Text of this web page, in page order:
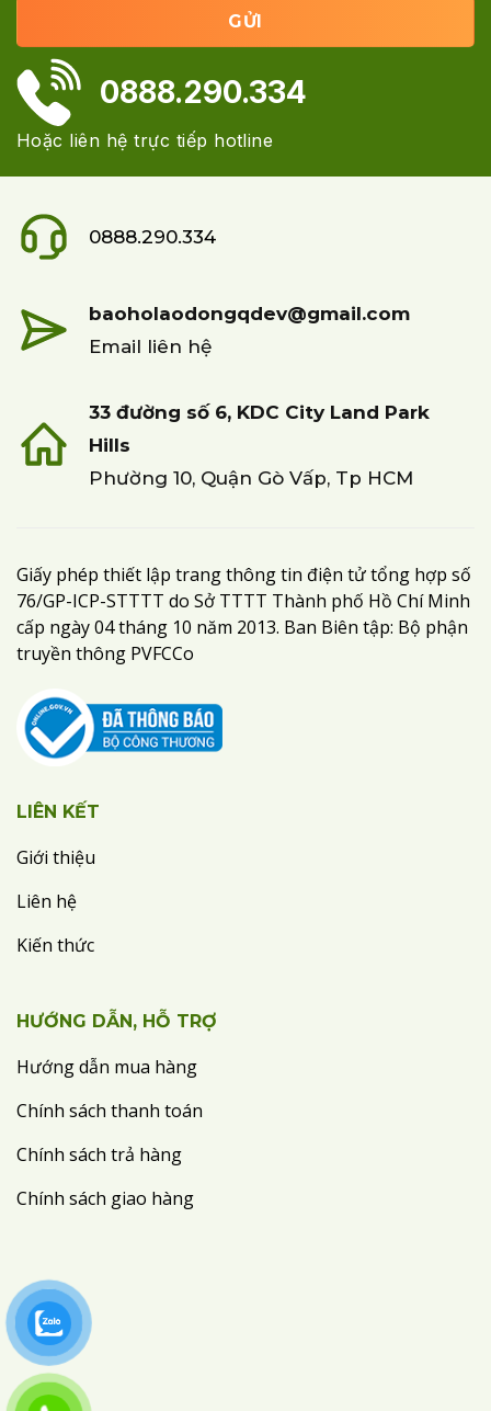
0888.290.334
Hoặc liên hệ trực tiếp hotline
0888.290.334
baoholaodongqdev@gmail.com
Email liên hệ
33 đường số 6, KDC City Land Park
Hills
Phường 10, Quận Gò Vấp, Tp HCM
Giấy phép thiết lập trang thông tin điện tử tổng hợp số
76/GP-ICP-STTTT do Sở TTTT Thành phố Hồ Chí Minh
cấp ngày 04 tháng 10 năm 2013. Ban Biên tập: Bộ phận
truyền thông PVFCCo
LIÊN KẾT
Giới thiệu
Liên hệ
Kiến thức
HƯỚNG DẪN, HỖ TRỢ
Hướng dẫn mua hàng
Chính sách thanh toán
Chính sách trả hàng
Chính sách giao hàng